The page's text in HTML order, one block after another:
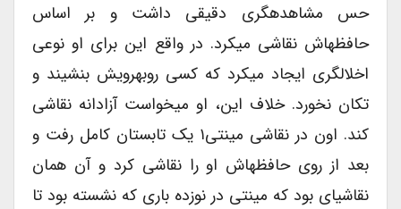
حس مشاهدهگری دقیقی داشت و بر اساس
حافظهاش نقاشی میکرد. در واقع این برای او نوعی
اخلالگری ایجاد میکرد که کسی روبهرویش بنشیند و
تکان نخورد. خلاف این، او میخواست آزادانه نقاشی
کند. اون در نقاشی مینتی۱ یک تابستان کامل رفت و
بعد از روی حافظهاش او را نقاشی کرد و آن همان
نقاشیای بود که مینتی در نوزده باری که نشسته بود تا